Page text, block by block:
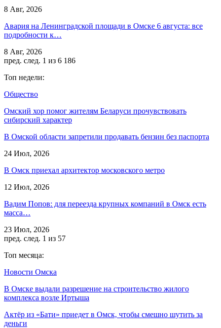
8 Авг, 2026
Авария на Ленинградской площади в Омске 6 августа: все
подробности к…
8 Авг, 2026
пред. след. 1 из 6 186
Топ недели:
Общество
Омский хор помог жителям Беларуси прочувствовать
сибирский характер
В Омской области запретили продавать бензин без паспорта
24 Июл, 2026
В Омск приехал архитектор московского метро
12 Июл, 2026
Вадим Попов: для переезда крупных компаний в Омск есть
масса…
23 Июл, 2026
пред. след. 1 из 57
Топ месяца:
Новости Омска
В Омске выдали разрешение на строительство жилого
комплекса возле Иртыша
Актёр из «Бати» приедет в Омск, чтобы смешно шутить за
деньги